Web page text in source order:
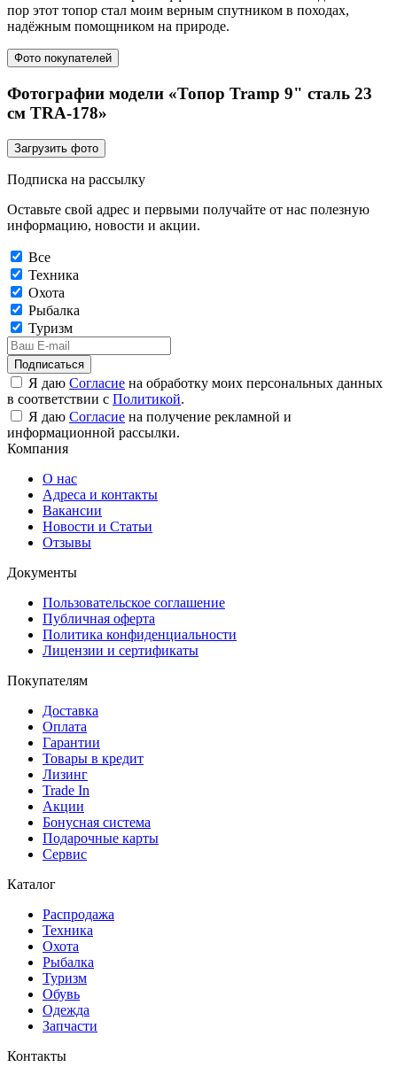
пор этот топор стал моим верным спутником в походах,
надёжным помощником на природе.
Фото покупателей
Фотографии модели «Топор Tramp 9" сталь 23
см TRA-178»
Загрузить фото
Подписка на рассылку
Оставьте свой адрес и первыми получайте от нас полезную
информацию, новости и акции.
Все
Техника
Охота
Рыбалка
Туризм
Подписаться
Я даю Согласие на обработку моих персональных данных
в соответствии с Политикой.
Я даю Согласие на получение рекламной и
информационной рассылки.
Компания
О нас
Адреса и контакты
Вакансии
Новости и Статьи
Отзывы
Документы
Пользовательское соглашение
Публичная оферта
Политика конфиденциальности
Лицензии и сертификаты
Покупателям
Доставка
Оплата
Гарантии
Товары в кредит
Лизинг
Trade In
Акции
Бонусная система
Подарочные карты
Сервис
Каталог
Распродажа
Техника
Охота
Рыбалка
Туризм
Обувь
Одежда
Запчасти
Контакты